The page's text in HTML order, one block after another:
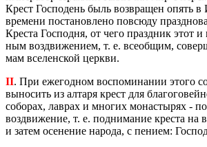
Крест Гос­по­день быль воз­вра­щен опять
вре­ме­ни по­ста­нов­ле­но по­всю­ду
Кре­ста Гос­под­ня, от чего празд­ник этот
ным воз­дви­же­ни­ем, т. е. все­об­щим,
мам все­лен­ской церк­ви.
II. При еже­год­ном вос­по­ми­на­нии этого
вы­но­сить из ал­та­ря крест для
со­бо­рах, лав­рах и мно­гих мо­на­сты­рях -
воз­дви­же­ние, т. е. под­ни­ма­ние кре­ста на
и затем осе­не­ние на­ро­да, с пе­ни­ем: